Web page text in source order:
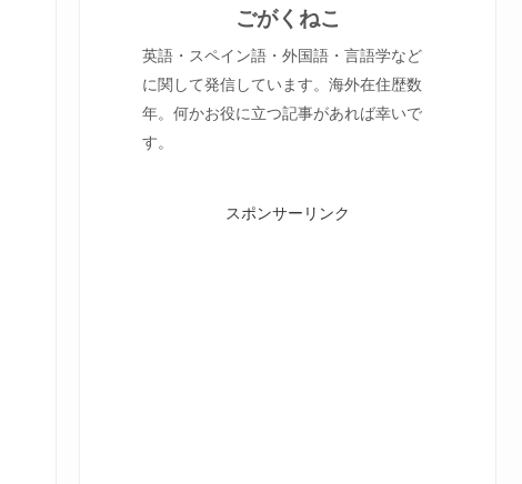
ごがくねこ
英語・スペイン語・外国語・言語学など
に関して発信しています。海外在住歴数
年。何かお役に立つ記事があれば幸いで
す。
スポンサーリンク